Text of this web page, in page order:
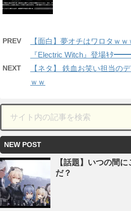
PREV
【面白】夢オチはワロタｗ
『Electric Witch』登場
NEXT
【ネタ】 鉄血お笑い担当の
ｗｗ
NEW POST
【話題】いつの間
だ？